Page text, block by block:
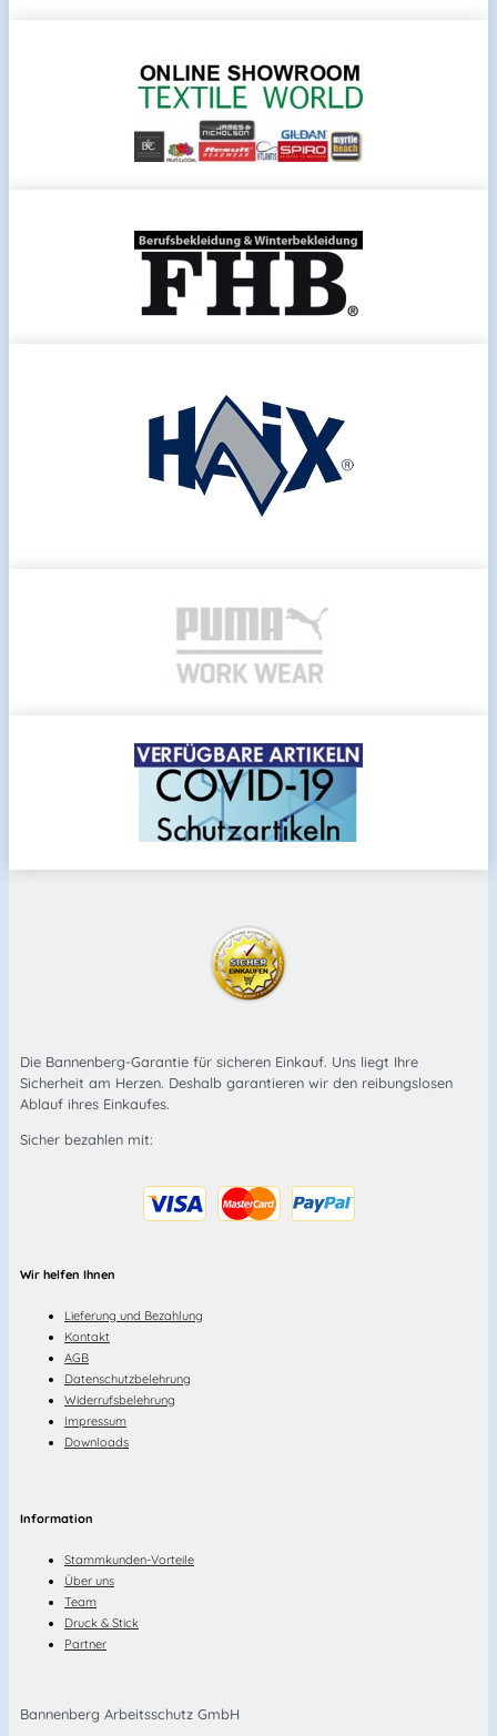
Die Bannenberg-Garantie für sicheren Einkauf. Uns liegt Ihre
Sicherheit am Herzen. Deshalb garantieren wir den reibungslosen
Ablauf ihres Einkaufes.
Sicher bezahlen mit:
Wir helfen Ihnen
Lieferung und Bezahlung
Kontakt
AGB
Datenschutzbelehrung
Widerrufsbelehrung
Impressum
Downloads
Information
Stammkunden-Vorteile
Über uns
Team
Druck & Stick
Partner
Bannenberg Arbeitsschutz GmbH